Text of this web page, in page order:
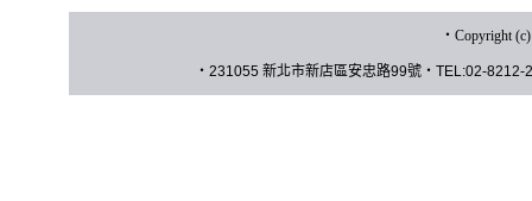
‧ Copyright
‧ 231055 新北市新店區安忠路99號‧ TEL:02-8212-